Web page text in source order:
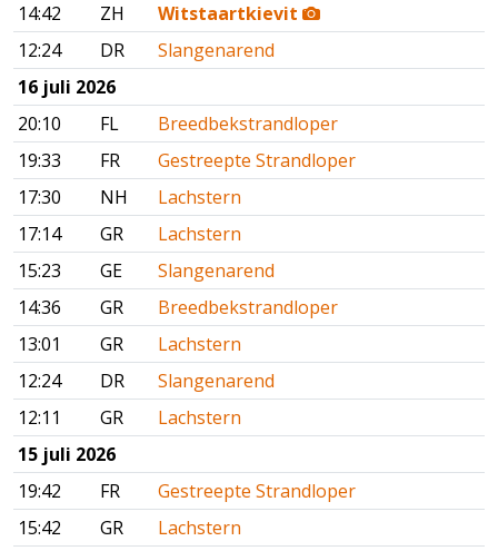
14:42
ZH
Witstaartkievit
12:24
DR
Slangenarend
16 juli 2026
20:10
FL
Breedbekstrandloper
19:33
FR
Gestreepte Strandloper
17:30
NH
Lachstern
17:14
GR
Lachstern
15:23
GE
Slangenarend
14:36
GR
Breedbekstrandloper
13:01
GR
Lachstern
12:24
DR
Slangenarend
12:11
GR
Lachstern
15 juli 2026
19:42
FR
Gestreepte Strandloper
15:42
GR
Lachstern